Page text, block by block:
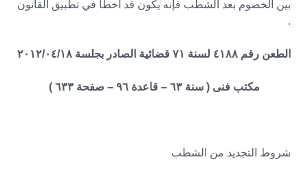
بين الخصوم بعد الشطب فإنه يكون قد أخطأ في تطبيق القانون
.
الطعن رقم ٤١٨٨ لسنة ٧١ قضائية الصادر بجلسة ٢٠١٢/٠٤/١٨
مكتب فنى ( سنة ٦٣ – قاعدة ٩٦ – صفحة ٦٣٣ )
شروط التجديد من الشطب